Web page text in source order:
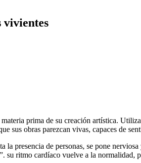
vivientes
prima de su creación artística.
sus obras parezcan vivas, capaces de
la presencia de personas, se pone
su ritmo cardíaco vuelve a la normalidad,